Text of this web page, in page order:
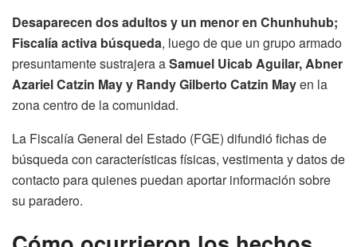
Desaparecen dos adultos y un menor en Chunhuhub;
Fiscalía activa búsqueda, luego de que un grupo armado
presuntamente sustrajera aSamuel Uicab Aguilar, Abner
Azariel Catzin May y Randy Gilberto Catzin Mayen la
zona centro de la comunidad.
La Fiscalía General del Estado (FGE) difundió fichas de
búsqueda con características físicas, vestimenta y datos de
contacto para quienes puedan aportar información sobre
su paradero.